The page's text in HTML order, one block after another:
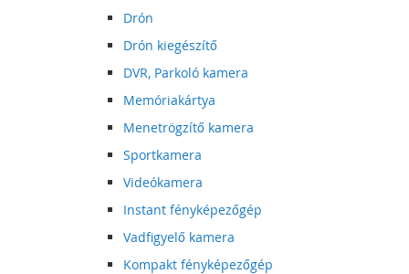
Drón
Drón kiegészítő
DVR, Parkoló kamera
Memóriakártya
Menetrögzítő kamera
Sportkamera
Videókamera
Instant fényképezőgép
Vadfigyelő kamera
Kompakt fényképezőgép